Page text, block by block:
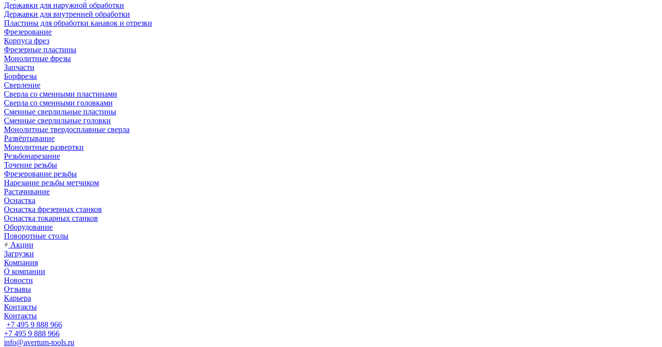
Державки для наружной обработки
Державки для внутренней обработки
Пластины для обработки канавок и отрезки
Фрезерование
Корпуса фрез
Фрезерные пластины
Монолитные фрезы
Запчасти
Борфрезы
Сверление
Сверла со сменными пластинами
Сверла со сменными головками
Сменные сверлильные пластины
Сменные сверлильные головки
Монолитные твердосплавные сверла
Развёртывание
Монолитные развертки
Резьбонарезание
Точение резьбы
Фрезерование резьбы
Нарезание резьбы метчиком
Растачивание
Оснастка
Оснастка фрезерных станков
Оснастка токарных станков
Оборудование
Поворотные столы
Акции
Загрузки
Компания
О компании
Новости
Отзывы
Карьера
Контакты
Контакты
+7 495 9 888 966
+7 495 9 888 966
info@avertum-tools.ru